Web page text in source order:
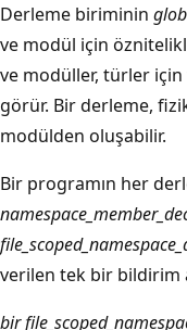
Derleme biriminin
ve modül için
ve modüller, türler için
görür. Bir derleme,
modülden oluşabilir.
Bir programın her
verilen tek bir bildirim
bir